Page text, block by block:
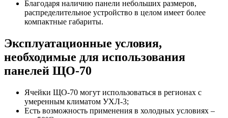
Благодаря наличию панели небольших размеров,
распределительное устройство в целом имеет более
компактные габариты.
Эксплуатационные условия,
необходимые для использования
панелей ЩО-70
Ячейки ЩО-70 могут использоваться в регионах с
умеренным климатом УХЛ-3;
Есть возможность применения в холодных условиях –